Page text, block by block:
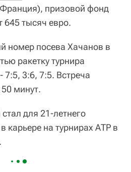
призовой фонд
645 тысяч евро.
номер посева Хачанов в
ракетку турнира
3:6, 7:5. Встреча
минут.
для 21-летнего
карьере на турнирах АТР в